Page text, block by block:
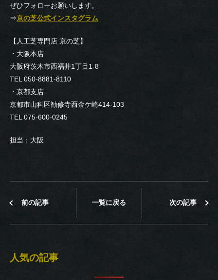
ぜひフォローお願いします。
⇒京の芝公式インスタグラム
【人工芝専門店 京の芝】
・大阪本店
大阪府茨木市西福井1丁目1-8
TEL 050-8881-8110
・京都支店
京都市山科区勧修寺西金ケ崎414-103
TEL 075-600-0245
担当：大阪
前の記事 一覧に戻る 次の記事
人気の記事